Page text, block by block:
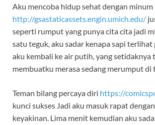
Aku mencoba hidup sehat dengan minum
http://gsastaticassets.engin.umich.edu/
seperti rumput yang punya cita cita jadi
satu teguk, aku sadar kenapa sapi terlihat
aku kembali ke air putih, yang setidaknya
membuatku merasa sedang merumput di
Teman bilang percaya diri https://
kunci sukses Jadi aku masuk rapat
keyakinan. Lima menit kemudian aku